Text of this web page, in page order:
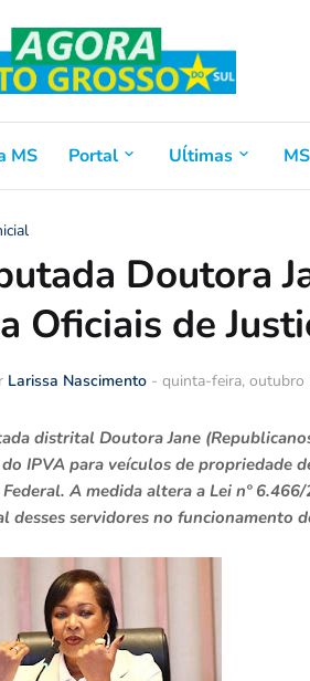
MS Portal Uĺtimas MS
Doutora
Oficiais de
Larissa Nascimento - quinta-feira, outubro
distrital Doutora Jane
IPVA para veículos de propriedade
A medida altera a Lei nº
desses servidores no funcionamento